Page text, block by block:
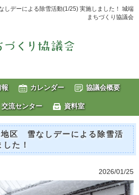
しデーによる除雪活動(1/25) 実施しました！ 城端
まちづくり協議会
報 カレンダー 協議会概要
交流センター 資料室
地区 雪なしデーによる除雪活
た！
2026/01/25